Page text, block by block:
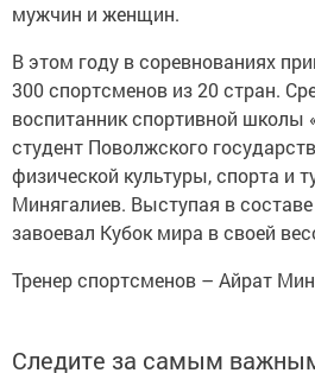
мужчин и женщин.
В этом году в соревнованиях
300 спортсменов из 20 стран.
воспитанник спортивной
студент Поволжского
физической культуры, спорта и
Минягалиев. Выступая в
завоевал Кубок мира в своей
Тренер спортсменов – Айрат
Следите за самым